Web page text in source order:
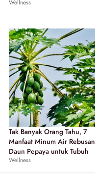
Wellness
Tak Banyak Orang Tahu, 7
Manfaat Minum Air Rebusan
Daun Pepaya untuk Tubuh
Wellness